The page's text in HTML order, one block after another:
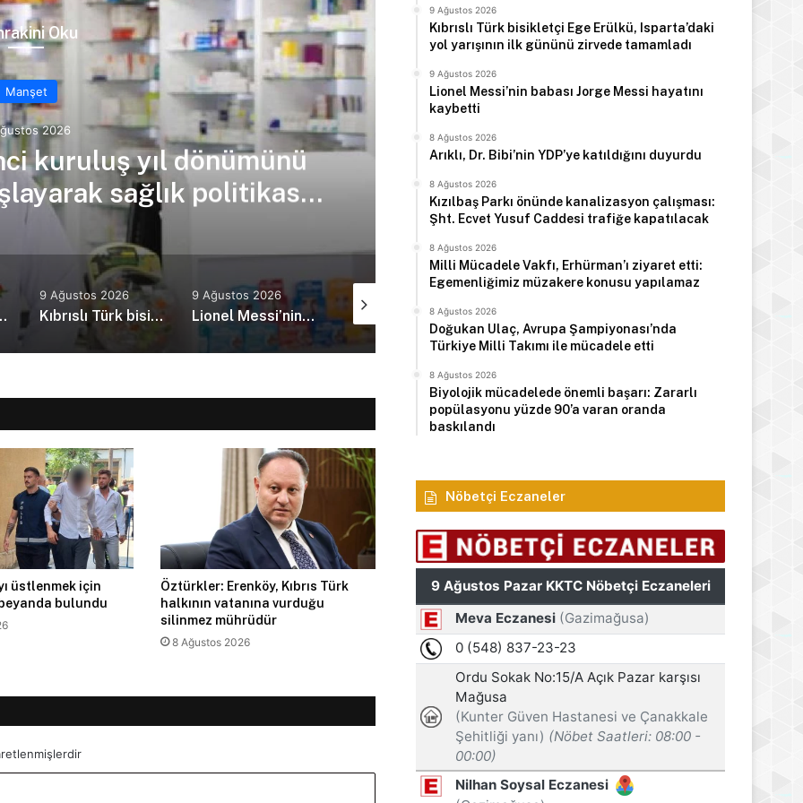
Oku
Manşet
2026
kuruluş yıl dönümünü
sağlık politikası
Usar İncirli, babası Naci
mektuplarını
paylaştı
9 Ağustos 2026
Kıbrıslı Türk bisikletçi Ege Erülkü, Isparta’daki yol yarışının ilk gününü zirvede tamamladı
9 Ağustos 2026
Lionel Messi’nin babası Jorge Messi hayatını kaybetti Arıklı, Dr. Bibi’nin YDP’ye katıldığını duyurdu
üstlenmek için
bulundu
Öztürkler: Erenköy, Kıbrıs Türk
halkının vatanına vurduğu
silinmez mührüdür
8 Ağustos 2026
9 Ağustos 2026
Kıbrıslı Türk bisikletçi Ege Erülkü, Isparta’daki
yol yarışının ilk gününü zirvede tamamladı
9 Ağustos 2026
Lionel Messi’nin babası Jorge Messi hayatını
kaybetti
8 Ağustos 2026
Arıklı, Dr. Bibi’nin YDP’ye katıldığını duyurdu
8 Ağustos 2026
Kızılbaş Parkı önünde kanalizasyon çalışması:
Şht. Ecvet Yusuf Caddesi trafiğe kapatılacak
8 Ağustos 2026
Milli Mücadele Vakfı, Erhürman’ı ziyaret etti:
Egemenliğimiz müzakere konusu yapılamaz
8 Ağustos 2026
Doğukan Ulaç, Avrupa Şampiyonası’nda
Türkiye Milli Takımı ile mücadele etti
8 Ağustos 2026
Biyolojik mücadelede önemli başarı: Zararlı
popülasyonu yüzde 90’a varan oranda
baskılandı
Nöbetçi Eczaneler